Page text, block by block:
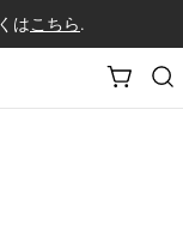
はこちら.